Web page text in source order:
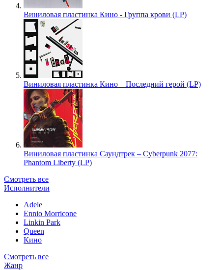
Виниловая пластинка Кино - Группа крови (LP)
Виниловая пластинка Кино – Последний герой (LP)
Виниловая пластинка Саундтрек – Cyberpunk 2077:
Phantom Liberty (LP)
Смотреть все
Исполнители
Adele
Ennio Morricone
Linkin Park
Queen
Кино
Смотреть все
Жанр